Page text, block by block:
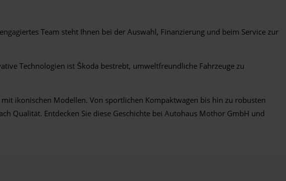
Team steht Ihnen bei der Auswahl, Finanzierung und beim Service zur
Technologien ist Škoda bestrebt, umweltfreundliche Fahrzeuge zu
ikonischen Modellen. Von sportlichen Kompaktwagen bis hin zu robusten
Qualität. Entdecken Sie diese Geschichte bei Autohaus Mothor GmbH und